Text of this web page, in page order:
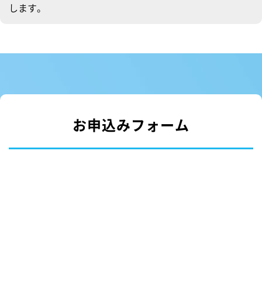
します。
お申込みフォーム